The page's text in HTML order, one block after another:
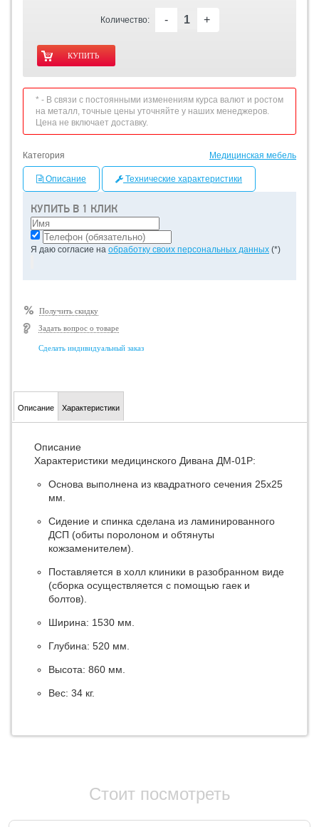
КУПИТЬ В 1 КЛИК
Я даю согласие на обработку своих персональных данных (*)
Получить скидку
Задать вопрос о товаре
Сделать индивидуальный заказ
Количество: - +
* - В связи с постоянными изменениям курса валют и ростом
на металл, точные цены уточняйте у наших менеджеров.
Цена не включает доставку.
Категория Медицинская мебель
Описание Технические характеристики
Описание Характеристики
Описание
Характеристики медицинского Дивана ДМ-01Р:
Основа выполнена из квадратного сечения 25х25
мм.
Сидение и спинка сделана из ламинированного
ДСП (обиты поролоном и обтянуты
кожзаменителем).
Поставляется в холл клиники в разобранном виде
(сборка осуществляется с помощью гаек и
болтов).
Ширина: 1530 мм.
Глубина: 520 мм.
Высота: 860 мм.
Вес: 34 кг.
Стоит посмотреть